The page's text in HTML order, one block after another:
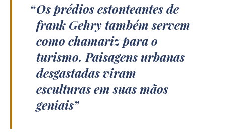
Os prédios estonteantes de
frank Gehry também servem
como chamariz para o
turismo. Paisagens urbanas
desgastadas viram
esculturas em suas mãos
geniais